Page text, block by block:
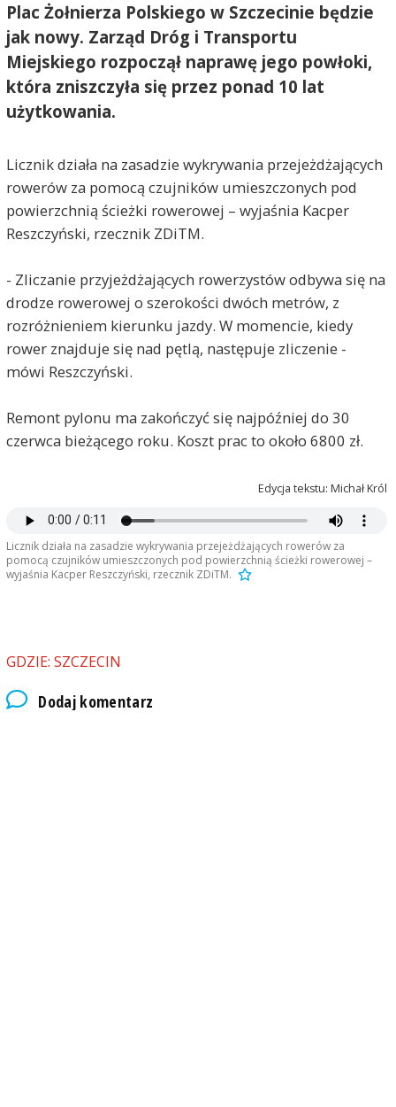
Plac Żołnierza Polskiego w Szczecinie będzie
jak nowy. Zarząd Dróg i Transportu
Miejskiego rozpoczął naprawę jego powłoki,
która zniszczyła się przez ponad 10 lat
użytkowania.
Licznik działa na zasadzie wykrywania przejeżdżających
rowerów za pomocą czujników umieszczonych pod
powierzchnią ścieżki rowerowej – wyjaśnia Kacper
Reszczyński, rzecznik ZDiTM.
- Zliczanie przyjeżdżających rowerzystów odbywa się na
drodze rowerowej o szerokości dwóch metrów, z
rozróżnieniem kierunku jazdy. W momencie, kiedy
rower znajduje się nad pętlą, następuje zliczenie -
mówi Reszczyński.
Remont pylonu ma zakończyć się najpóźniej do 30
czerwca bieżącego roku. Koszt prac to około 6800 zł.
Edycja tekstu: Michał Król
Licznik działa na zasadzie wykrywania przejeżdżających rowerów za
pomocą czujników umieszczonych pod powierzchnią ścieżki rowerowej –
wyjaśnia Kacper Reszczyński, rzecznik ZDiTM.
GDZIE: SZCZECIN
Dodaj komentarz